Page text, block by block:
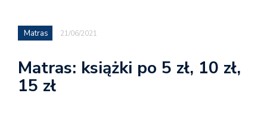
Matras 21/06/2021
Matras: książki po 5 zł, 10 zł,
15 zł